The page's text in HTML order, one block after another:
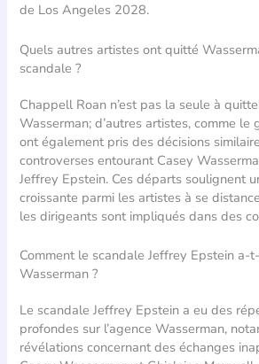
de Los Angeles 2028.
Quels autres artistes ont quitté
scandale ?
Chappell Roan n’est pas la seule à
Wasserman; d’autres artistes, comme le
ont également pris des décisions
controverses entourant Casey
Jeffrey Epstein. Ces départs soulignent
croissante parmi les artistes à se
les dirigeants sont impliqués dans des
Comment le scandale Jeffrey Epstein a-
Wasserman ?
Le scandale Jeffrey Epstein a eu des
profondes sur l’agence Wasserman,
révélations concernant des échanges